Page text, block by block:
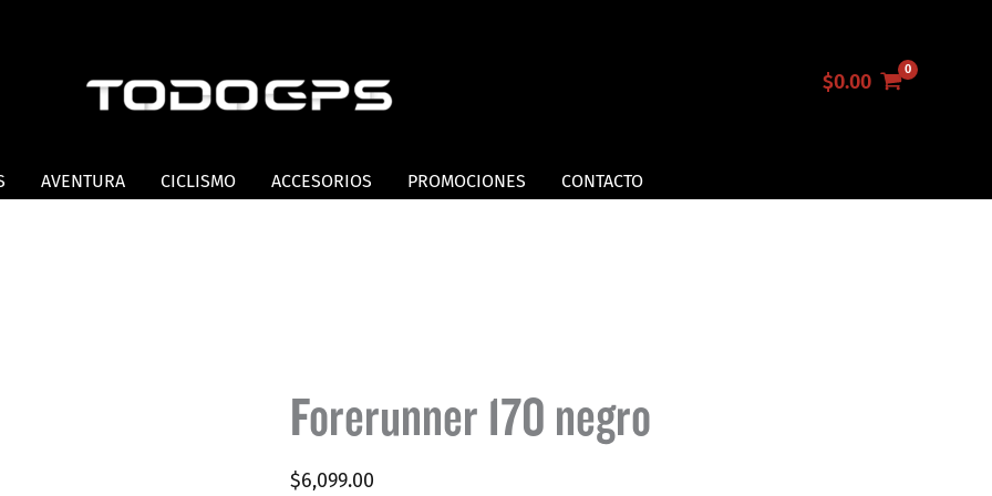
$0.00
AVENTURA CICLISMO ACCESORIOS PROMOCIONES CONTACTO
Forerunner 170 negro
$6,099.00